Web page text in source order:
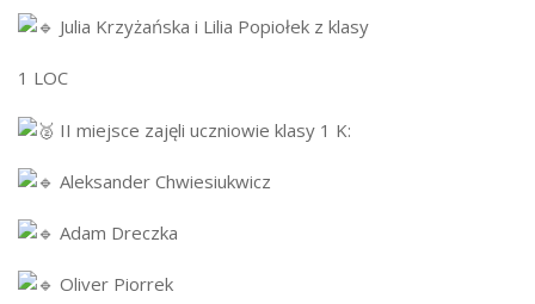
Julia Krzyżańska i Lilia Popiołek z klasy
1 LOC
II miejsce zajęli uczniowie klasy 1 K:
Aleksander Chwiesiukwicz
Adam Dreczka
Oliver Piorrek